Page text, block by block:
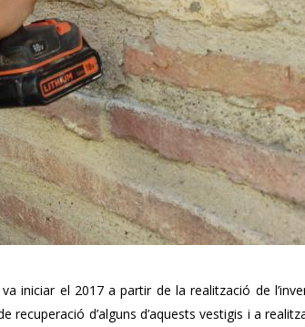
iniciar el 2017 a partir de la realització de
d’alguns d’aquests vestigis i a